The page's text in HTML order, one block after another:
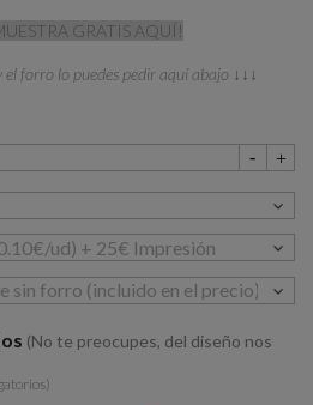
GRATIS AQUÍ!
forro lo puedes pedir aquí abajo ↓↓↓
(No te preocupes, del diseño nos